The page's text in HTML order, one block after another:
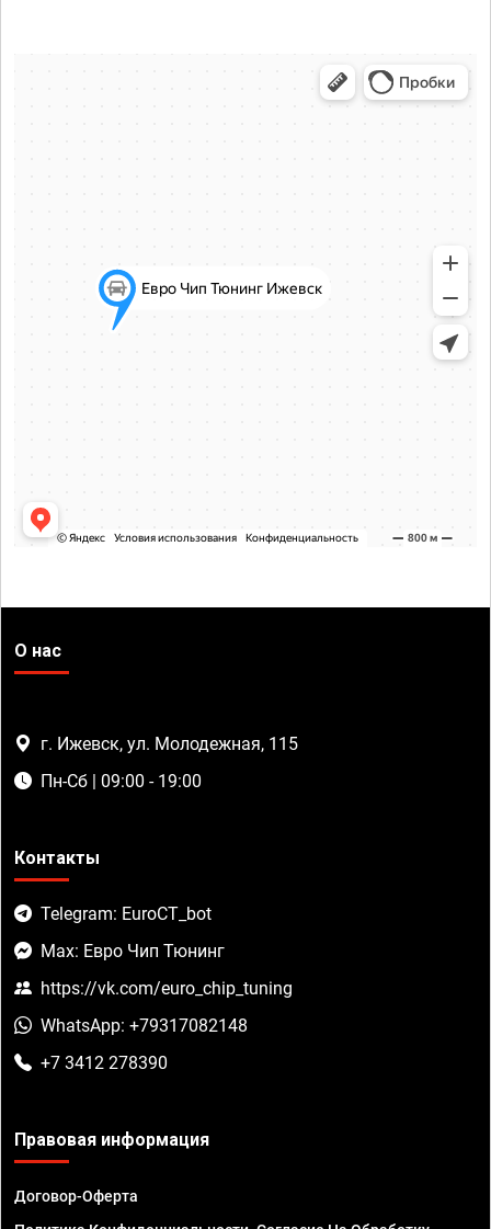
О нас
г. Ижевск, ул. Молодежная, 115
Пн-Сб | 09:00 - 19:00
Контакты
Telegram: EuroCT_bot
Max: Евро Чип Тюнинг
https://vk.com/euro_chip_tuning
WhatsApp: +79317082148
+7 3412 278390
Правовая информация
Договор-Оферта